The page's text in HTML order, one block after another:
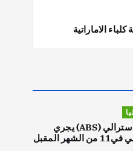
الاماراتية
جاليات غير مصنف
عمر الشمري الذي
بلعبة كمال
مكتب الإحصاءات الأسترالي (ABS) يجري
المقبل